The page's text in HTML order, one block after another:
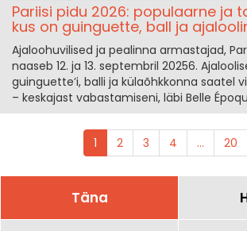
Pariisi pidu 2026: populaarne ja
kus on guinguette, ball ja
Ajaloohuvilised ja pealinna armastajad,
naaseb 12. ja 13. septembril 20256.
guinguette’i, balli ja külaõhkkonna saatel
– keskajast vabastamiseni, läbi Belle
1 2 3 4 ... 20
Täna